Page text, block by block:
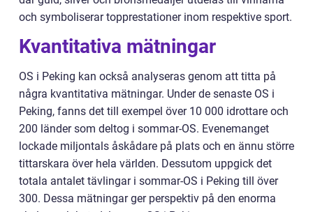
och symboliserar topprestationer inom respektive sport.
Kvantitativa mätningar
OS i Peking kan också analyseras genom att titta på
några kvantitativa mätningar. Under de senaste OS i
Peking, fanns det till exempel över 10 000 idrottare och
200 länder som deltog i sommar-OS. Evenemanget
lockade miljontals åskådare på plats och en ännu större
tittarskara över hela världen. Dessutom uppgick det
totala antalet tävlingar i sommar-OS i Peking till över
300. Dessa mätningar ger perspektiv på den enorma